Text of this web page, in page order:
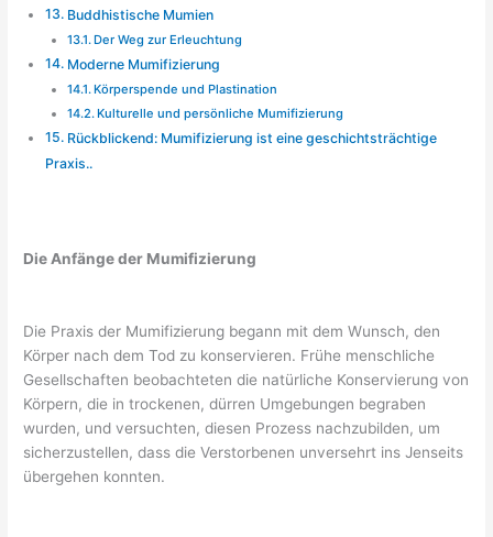
Buddhistische Mumien
Der Weg zur Erleuchtung
Moderne Mumifizierung
Körperspende und Plastination
Kulturelle und persönliche Mumifizierung
Rückblickend: Mumifizierung ist eine geschichtsträchtige
Praxis..
Die Anfänge der Mumifizierung
Die Praxis der Mumifizierung begann mit dem Wunsch, den
Körper nach dem Tod zu konservieren. Frühe menschliche
Gesellschaften beobachteten die natürliche Konservierung von
Körpern, die in trockenen, dürren Umgebungen begraben
wurden, und versuchten, diesen Prozess nachzubilden, um
sicherzustellen, dass die Verstorbenen unversehrt ins Jenseits
übergehen konnten.